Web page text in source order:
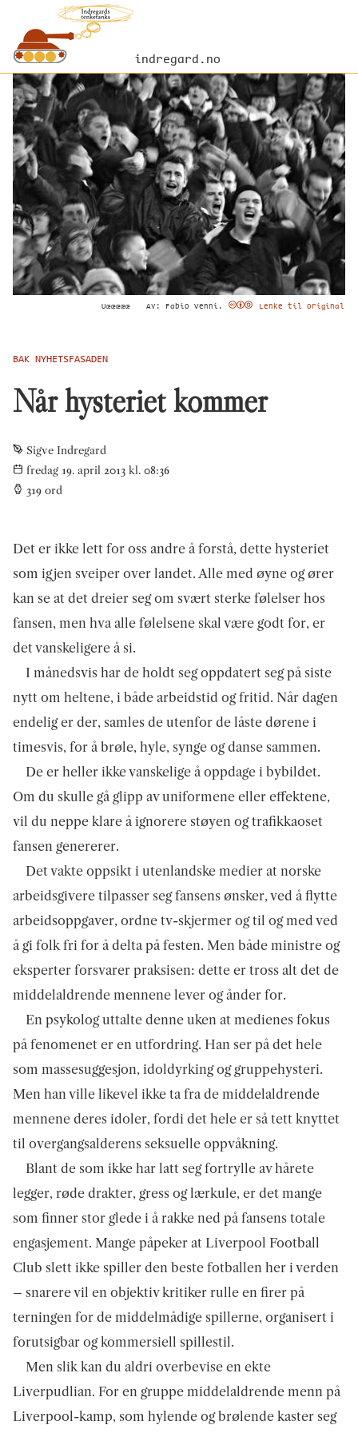
indregard.no
Uæææææ Av: Fabio Venni. Lenke til original
BAK NYHETSFASADEN
Når hysteriet kommer
Sigve Indregard
fredag 19. april 2013 kl. 08:36
319 ord
Det er ikke lett for oss andre å forstå, dette hysteriet
som igjen sveiper over landet. Alle med øyne og ører
kan se at det dreier seg om svært sterke følelser hos
fansen, men hva alle følelsene skal være godt for, er
det vanskeligere å si.
I månedsvis har de holdt seg oppdatert seg på siste
nytt om heltene, i både arbeidstid og fritid. Når dagen
endelig er der, samles de utenfor de låste dørene i
timesvis, for å brøle, hyle, synge og danse sammen.
De er heller ikke vanskelige å oppdage i bybildet.
Om du skulle gå glipp av uniformene eller effektene,
vil du neppe klare å ignorere støyen og trafikkaoset
fansen genererer.
Det vakte oppsikt i utenlandske medier at norske
arbeidsgivere tilpasser seg fansens ønsker, ved å flytte
arbeidsoppgaver, ordne tv-skjermer og til og med ved
å gi folk fri for å delta på festen. Men både ministre og
eksperter forsvarer praksisen: dette er tross alt det de
middelaldrende mennene lever og ånder for.
En psykolog uttalte denne uken at medienes fokus
på fenomenet er en utfordring. Han ser på det hele
som massesuggesjon, idoldyrking og gruppehysteri.
Men han ville likevel ikke ta fra de middelaldrende
mennene deres idoler, fordi det hele er så tett knyttet
til overgangsalderens seksuelle oppvåkning.
Blant de som ikke har latt seg fortrylle av hårete
legger, røde drakter, gress og lærkule, er det mange
som finner stor glede i å rakke ned på fansens totale
engasjement. Mange påpeker at Liverpool Football
Club slett ikke spiller den beste fotballen her i verden
– snarere vil en objektiv kritiker rulle en firer på
terningen for de middelmådige spillerne, organisert i
forutsigbar og kommersiell spillestil.
Men slik kan du aldri overbevise en ekte
Liverpudlian. For en gruppe middelaldrende menn på
Liverpool-kamp, som hylende og brølende kaster seg